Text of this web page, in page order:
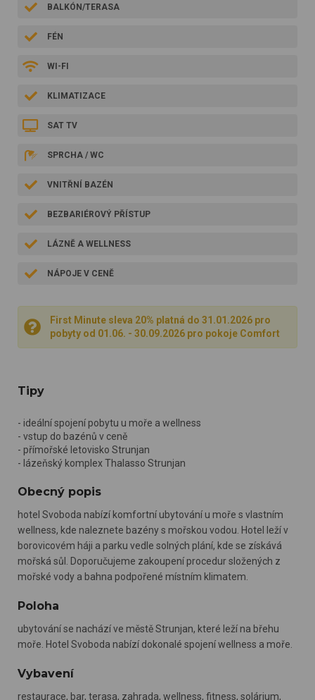
BALKÓN/TERASA
FÉN
WI-FI
KLIMATIZACE
SAT TV
SPRCHA / WC
VNITŘNÍ BAZÉN
BEZBARIÉROVÝ PŘÍSTUP
LÁZNĚ A WELLNESS
NÁPOJE V CENĚ
First Minute sleva 20% platná do 31.01.2026 pro
pobyty od 01.06. - 30.09.2026 pro pokoje Comfort
Tipy
- ideální spojení pobytu u moře a wellness
- vstup do bazénů v ceně
- přímořské letovisko Strunjan
- lázeňský komplex Thalasso Strunjan
Obecný popis
hotel Svoboda nabízí komfortní ubytování u moře s vlastním
wellness, kde naleznete bazény s mořskou vodou. Hotel leží v
borovicovém háji a parku vedle solných plání, kde se získává
mořská sůl. Doporučujeme zakoupení procedur složených z
mořské vody a bahna podpořené místním klimatem.
Poloha
ubytování se nachází ve městě Strunjan, které leží na břehu
moře. Hotel Svoboda nabízí dokonalé spojení wellness a moře.
Vybavení
restaurace, bar, terasa, zahrada, wellness, fitness, solárium,